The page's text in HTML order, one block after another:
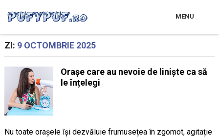
MENU
ZI: 9 OCTOMBRIE 2025
Orașe care au nevoie de liniște ca să
le înțelegi
Nu toate orașele își dezvăluie frumusețea în zgomot, agitație